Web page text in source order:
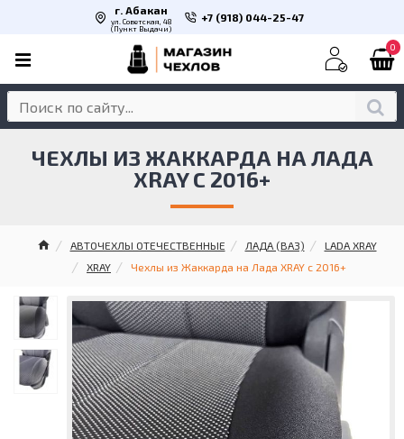
г. Абакан
ул. Советская, 48
(Пункт Выдачи)
+7 (918) 044-25-47
0
АВТОЧЕХЛЫ ОТЕЧЕСТВЕННЫЕ ЛАДА (ВАЗ)
LADA XRAY
XRAY
Чехлы из Жаккарда на Лада XRAY с 2016+
ЧЕХЛЫ ИЗ ЖАККАРДА НА ЛАДА
XRAY С 2016+